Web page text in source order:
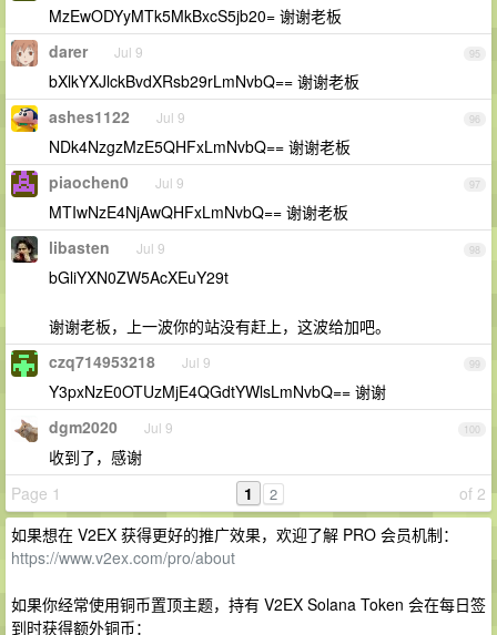
MzEwODYyMTk5MkBxcS5jb20= 谢谢老板
95
darer Jul 9
bXlkYXJlckBvdXRsb29rLmNvbQ== 谢谢老板
96
ashes1122 Jul 9
NDk4NzgzMzE5QHFxLmNvbQ== 谢谢老板
97
piaochen0 Jul 9
MTIwNzE4NjAwQHFxLmNvbQ== 谢谢老板
98
libasten Jul 9
bGliYXN0ZW5AcXEuY29t
谢谢老板，上一波你的站没有赶上，这波给加吧。
99
czq714953218 Jul 9
Y3pxNzE0OTUzMjE4QGdtYWlsLmNvbQ== 谢谢
100
dgm2020 Jul 9
收到了，感谢
Page 1
of 2
1 2
如果想在 V2EX 获得更好的推广效果，欢迎了解 PRO 会员机制：
https://www.v2ex.com/pro/about
如果你经常使用铜币置顶主题，持有 V2EX Solana Token 会在每日签
到时获得额外铜币：